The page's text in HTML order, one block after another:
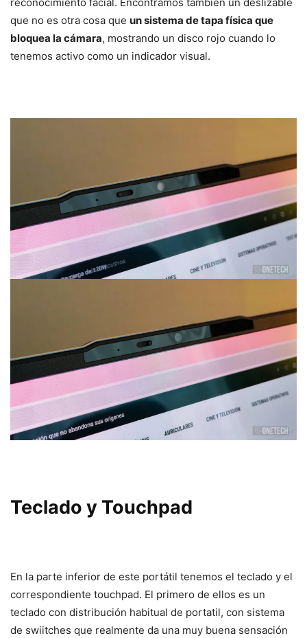
que no es otra cosa que un sistema de tapa física que
bloquea la cámara, mostrando un disco rojo cuando lo
tenemos activo como un indicador visual.
Teclado y Touchpad
En la parte inferior de este portátil tenemos el teclado y el
correspondiente touchpad. El primero de ellos es un
teclado con distribución habitual de portatil, con sistema
de swiitches que realmente da una muy buena sensación